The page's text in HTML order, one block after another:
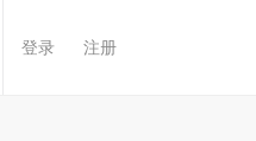
登录 注册